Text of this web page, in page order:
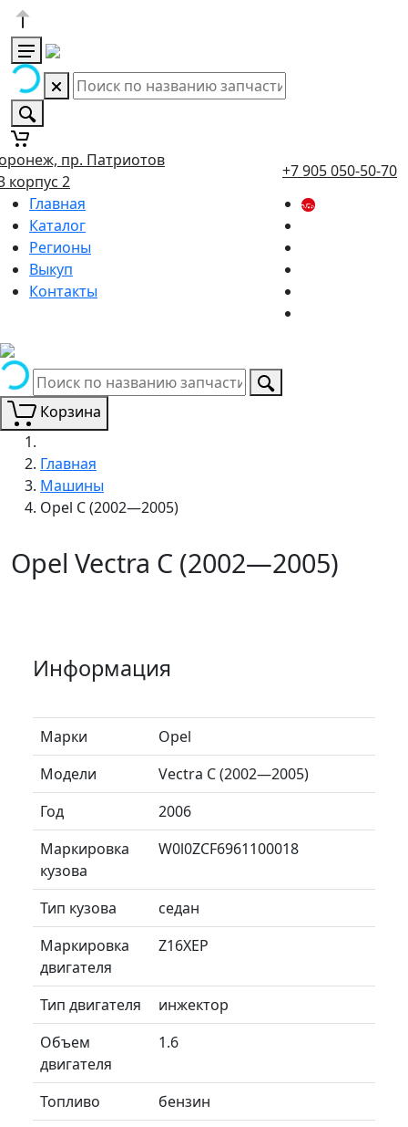
пр. Патриотов
корпус 2
+7 905 050-50-70
Главная
Каталог
Регионы
Выкуп
Контакты
Корзина
Главная
Машины
Opel C (2002—2005)
Opel Vectra C (2002—2005)
Информация
Марки
Opel
Модели
Vectra C (2002—2005)
Год
2006
Маркировка
кузова
W0l0ZCF6961100018
Тип кузова
седан
Маркировка
двигателя
Z16XEP
Тип двигателя
инжектор
Объем
двигателя
1.6
Топливо
бензин